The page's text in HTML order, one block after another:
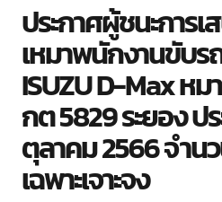
ประกาศผู้ชนะการเ
เหมาพนักงานขับ
ISUZU D-Max หม
กต 5829 ระยอง ป
ตุลาคม 2566 จำน
เฉพาะเจาะจง